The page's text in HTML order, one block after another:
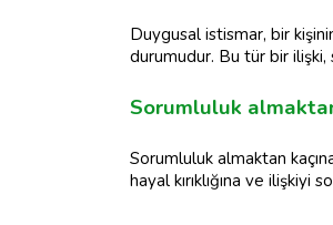
Duygusal istismar, bir
durumudur. Bu tür bir
Sorumluluk
Sorumluluk almaktan
hayal kırıklığına ve ilişkiyi